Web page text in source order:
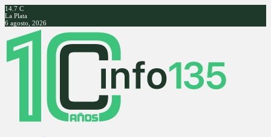
14.7 C
La Plata
6 agosto, 2026
Facebook
Twitter
Instagram
Youtube